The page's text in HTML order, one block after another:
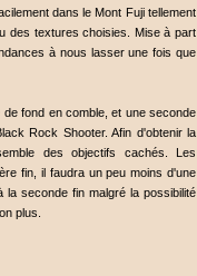
dans le Mont Fuji tellement
des textures choisies. Mise à part
à nous lasser une fois que
fond en comble, et une seconde
Rock Shooter. Afin d'obtenir la
des objectifs cachés. Les
fin, il faudra un peu moins d'une
seconde fin malgré la possibilité
plus.